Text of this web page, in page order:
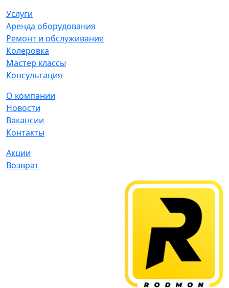
Услуги
Аренда оборудования
Ремонт и обслуживание
Колеровка
Мастер классы
Консультация
О компании
Новости
Вакансии
Контакты
Акции
Возврат